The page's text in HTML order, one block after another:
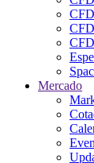
Mercado